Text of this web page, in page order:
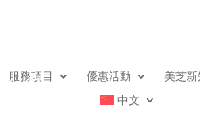
服務項目 優惠活動 美芝新
中文